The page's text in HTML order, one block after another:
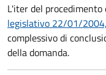
L'iter del
legislativo 22/01/
complessivo di
della domanda.